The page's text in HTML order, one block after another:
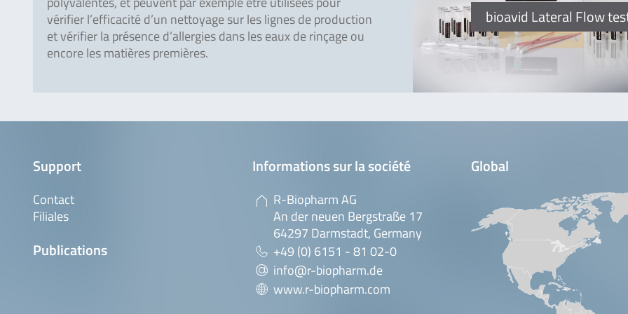
vérifier l’efficacité d’un nettoyage sur les lignes de production
et vérifier la présence d’allergies dans les eaux de rinçage ou
encore les matières premières.
bioavid Lateral Flow
Support
Contact
Filiales
Publications
Informations sur la société
R-Biopharm AG
An der neuen Bergstraße 17
64297 Darmstadt, Germany
+49 (0) 6151 - 81 02-0
info@r-biopharm.de
www.r-biopharm.com
Global